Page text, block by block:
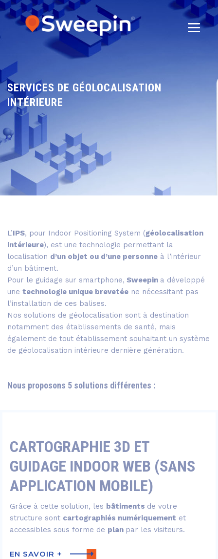
SERVICES DE GÉOLOCALISATION
INTÉRIEURE
L’IPS, pour Indoor Positioning System (géolocalisation
intérieure), est une technologie permettant la
localisation d’un objet ou d’une personne à l’intérieur
d’un bâtiment.
Pour le guidage sur smartphone, Sweepin a développé
une technologie unique brevetée ne nécessitant pas
l’installation de ces balises.
Nos solutions de géolocalisation sont à destination
notamment des établissements de santé, mais
également de tout établissement souhaitant un système
de géolocalisation intérieure dernière génération.
Nous proposons 5 solutions différentes :
CARTOGRAPHIE 3D ET
GUIDAGE INDOOR WEB (SANS
APPLICATION MOBILE)
Grâce à cette solution, les bâtiments de votre
structure sont cartographiés numériquement et
accessibles sous forme de plan par les visiteurs.
EN SAVOIR +